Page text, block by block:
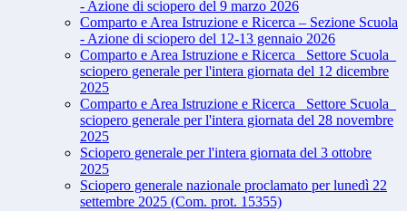
- Azione di sciopero del 9 marzo 2026
Comparto e Area Istruzione e Ricerca – Sezione Scuola
- Azione di sciopero del 12-13 gennaio 2026
Comparto e Area Istruzione e Ricerca_ Settore Scuola_
sciopero generale per l'intera giornata del 12 dicembre
2025
Comparto e Area Istruzione e Ricerca_ Settore Scuola_
sciopero generale per l'intera giornata del 28 novembre
2025
Sciopero generale per l'intera giornata del 3 ottobre
2025
Sciopero generale nazionale proclamato per lunedì 22
settembre 2025 (Com. prot. 15355)